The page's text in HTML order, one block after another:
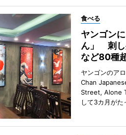
食べる
ヤンゴン
ん」 刺し
など80種
ヤンゴンのア
Chan
Street, Alone
して3カ月がた